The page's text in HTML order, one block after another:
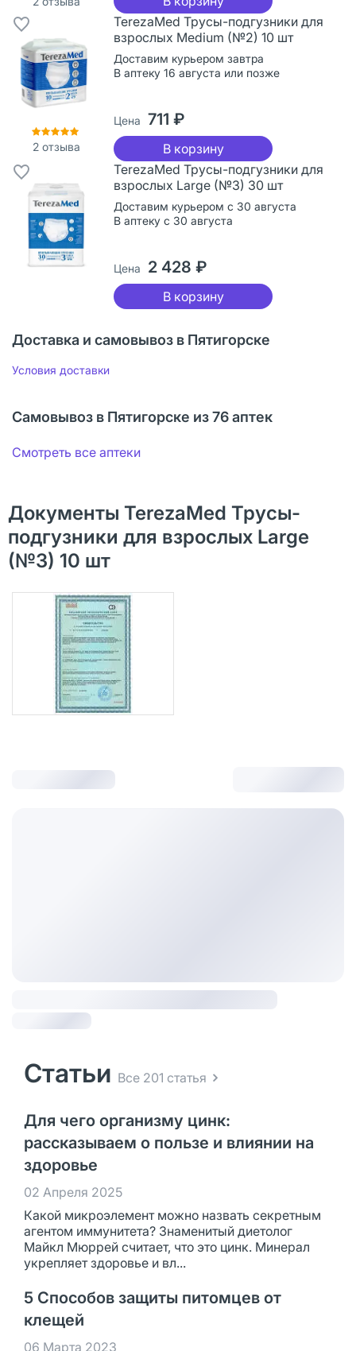
2 отзыва
TerezaMed Трусы-подгузники для
взрослых Medium (№2) 10 шт
Доставим курьером завтра
В аптеку 16 августа или позже
Цена 711 ₽
В корзину
TerezaMed Трусы-подгузники для
взрослых Large (№3) 30 шт
Доставим курьером с 30 августа
В аптеку с 30 августа
Цена 2 428 ₽
В корзину
Доставка и самовывоз в Пятигорске
Условия доставки
Самовывоз в Пятигорске из 76 аптек
Смотреть все аптеки
Документы TerezaMed Трусы-
подгузники для взрослых Large
(№3) 10 шт
Статьи Все 201 статья
Для чего организму цинк:
рассказываем о пользе и влиянии на
здоровье
02 Апреля 2025
Какой микроэлемент можно назвать секретным
агентом иммунитета? Знаменитый диетолог
Майкл Мюррей считает, что это цинк. Минерал
укрепляет здоровье и вл...
5 Способов защиты питомцев от
клещей
06 Марта 2023